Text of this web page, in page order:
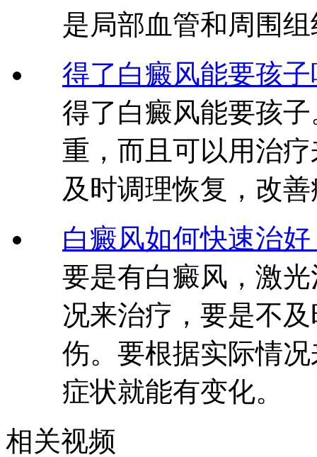
是局部血管和周围
得了白癜风能要孩子
得了白癜风能要孩
重，而且可以用治
及时调理恢复，改
白癜风如何快速治
要是有白癜风，激
况来治疗，要是不
伤。要根据实际情
症状就能有变化。
相关视频